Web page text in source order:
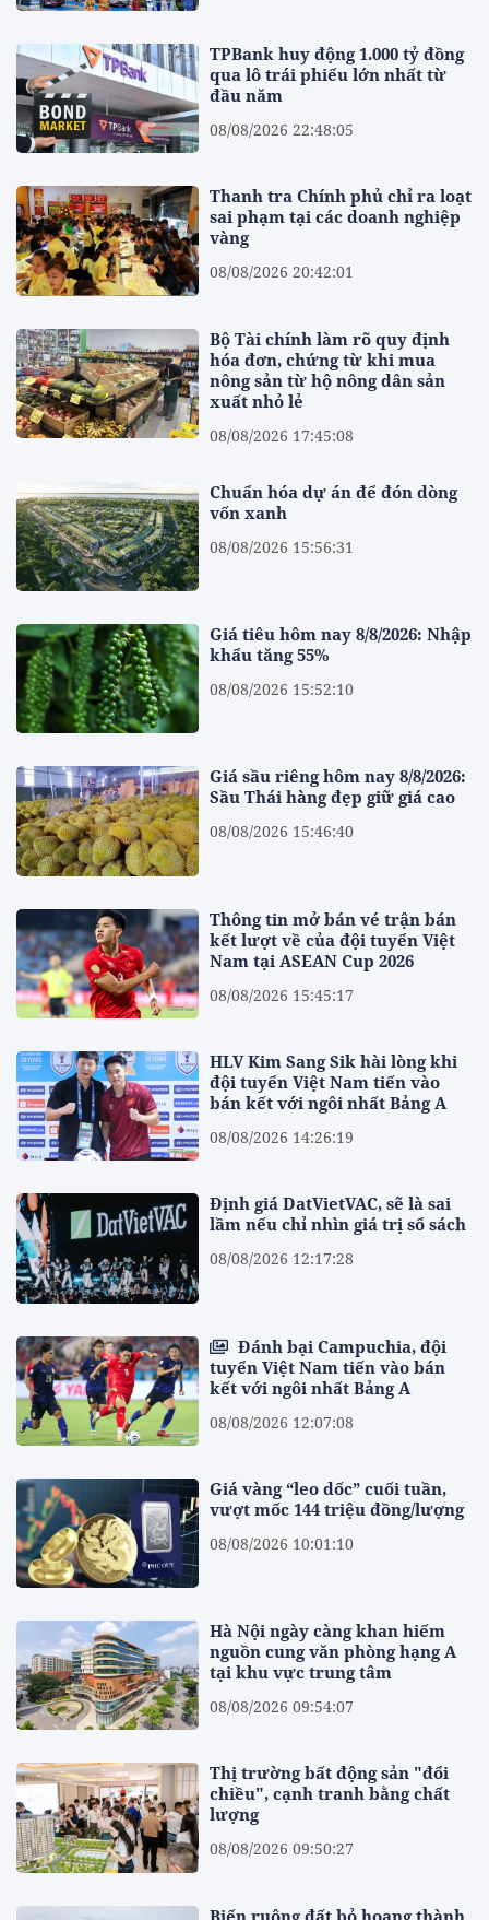
TPBank huy động 1.000 tỷ đồng
qua lô trái phiếu lớn nhất từ
đầu năm
08/08/2026 22:48:05
Thanh tra Chính phủ chỉ ra loạt
sai phạm tại các doanh nghiệp
vàng
08/08/2026 20:42:01
Bộ Tài chính làm rõ quy định
hóa đơn, chứng từ khi mua
nông sản từ hộ nông dân sản
xuất nhỏ lẻ
08/08/2026 17:45:08
Chuẩn hóa dự án để đón dòng
vốn xanh
08/08/2026 15:56:31
Giá tiêu hôm nay 8/8/2026: Nhập
khẩu tăng 55%
08/08/2026 15:52:10
Giá sầu riêng hôm nay 8/8/2026:
Sầu Thái hàng đẹp giữ giá cao
08/08/2026 15:46:40
Thông tin mở bán vé trận bán
kết lượt về của đội tuyển Việt
Nam tại ASEAN Cup 2026
08/08/2026 15:45:17
HLV Kim Sang Sik hài lòng khi
đội tuyển Việt Nam tiến vào
bán kết với ngôi nhất Bảng A
08/08/2026 14:26:19
Định giá DatVietVAC, sẽ là sai
lầm nếu chỉ nhìn giá trị sổ sách
08/08/2026 12:17:28
Đánh bại Campuchia, đội
tuyển Việt Nam tiến vào bán
kết với ngôi nhất Bảng A
08/08/2026 12:07:08
Giá vàng “leo dốc” cuối tuần,
vượt mốc 144 triệu đồng/lượng
08/08/2026 10:01:10
Hà Nội ngày càng khan hiếm
nguồn cung văn phòng hạng A
tại khu vực trung tâm
08/08/2026 09:54:07
Thị trường bất động sản "đổi
chiều", cạnh tranh bằng chất
lượng
08/08/2026 09:50:27
Biến ruộng đất bỏ hoang thành